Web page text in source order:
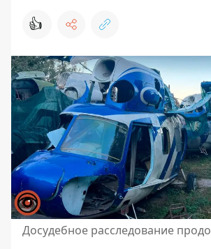
👍
Досудебное расследование